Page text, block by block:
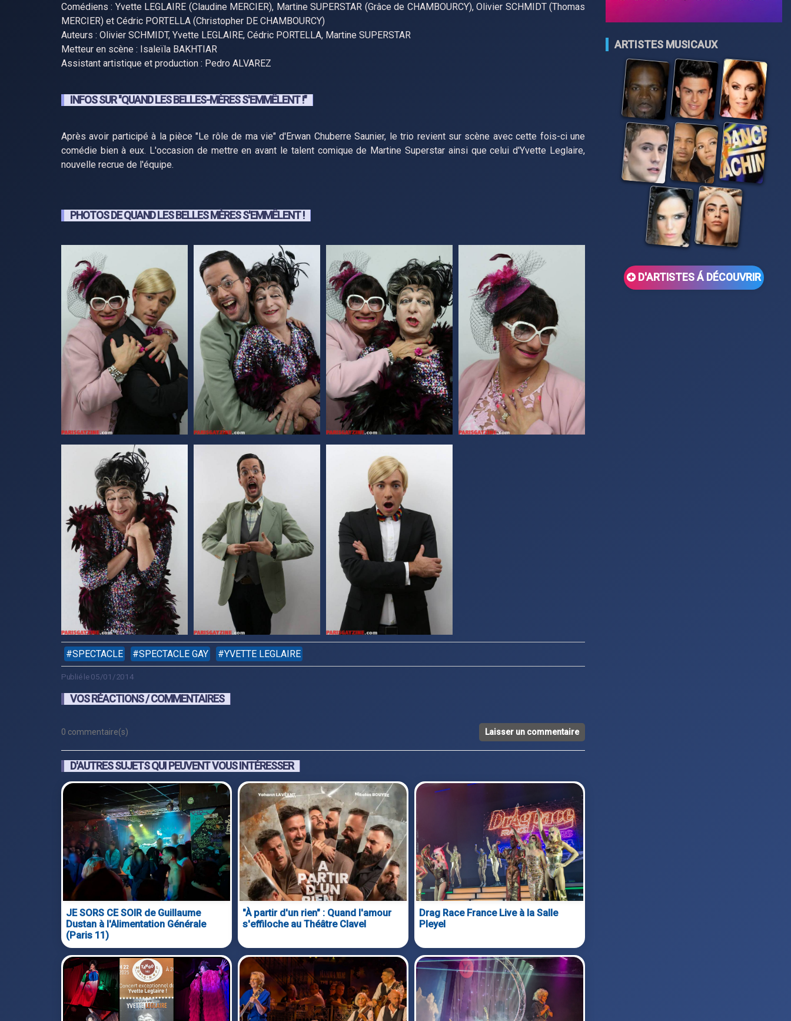
Comédiens : Yvette LEGLAIRE (Claudine MERCIER), Martine SUPERSTAR (Grâce de CHAMBOURCY), Olivier SCHMIDT (Thomas
MERCIER) et Cédric PORTELLA (Christopher DE CHAMBOURCY)
Auteurs : Olivier SCHMIDT, Yvette LEGLAIRE, Cédric PORTELLA, Martine SUPERSTAR
Metteur en scène : Isaleïla BAKHTIAR
Assistant artistique et production : Pedro ALVAREZ
INFOS SUR "QUAND LES BELLES-MÈRES S'EMMÊLENT !"
Après avoir participé à la pièce "Le rôle de ma vie" d'Erwan Chuberre Saunier, le trio revient sur scène avec cette fois-ci une
comédie bien à eux. L'occasion de mettre en avant le talent comique de Martine Superstar ainsi que celui d'Yvette Leglaire,
nouvelle recrue de l'équipe.
PHOTOS DE QUAND LES BELLES MÈRES S'EMMÊLENT !
SPECTACLE SPECTACLE GAY YVETTE LEGLAIRE
Publié le 05/01/2014
VOS RÉACTIONS / COMMENTAIRES
0 commentaire(s) Laisser un commentaire
D'AUTRES SUJETS QUI PEUVENT VOUS INTÉRESSER
JE SORS CE SOIR de Guillaume
Dustan à l'Alimentation Générale
(Paris 11)
"À partir d'un rien" : Quand l'amour
s'effiloche au Théâtre Clavel
Drag Race France Live à la Salle
Pleyel
ARTISTES MUSICAUX
D'ARTISTES Á DÉCOUVRIR